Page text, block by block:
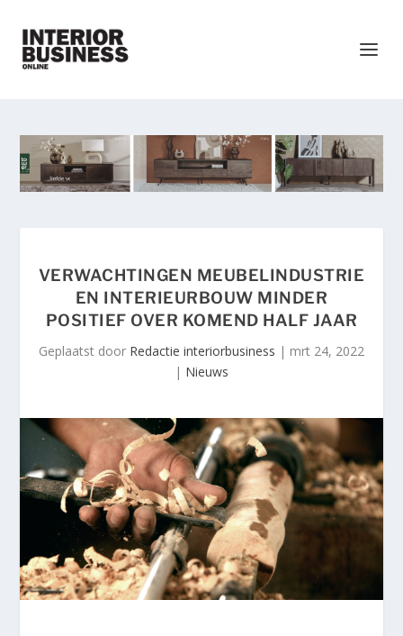
VERWACHTINGEN MEUBELINDUSTRIE
EN INTERIEURBOUW MINDER
POSITIEF OVER KOMEND HALF JAAR
Geplaatst door Redactie interiorbusiness | mrt 24, 2022
| Nieuws